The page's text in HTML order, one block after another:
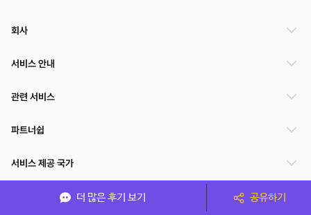
더 많은 후기 보기 공유하기
회사
서비스 안내
관련 서비스
파트너쉽
서비스 제공 국가